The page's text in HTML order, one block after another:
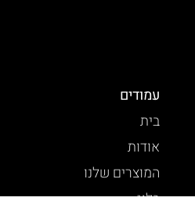
עמודים
בית
אודות
המוצרים שלנו
בלוג